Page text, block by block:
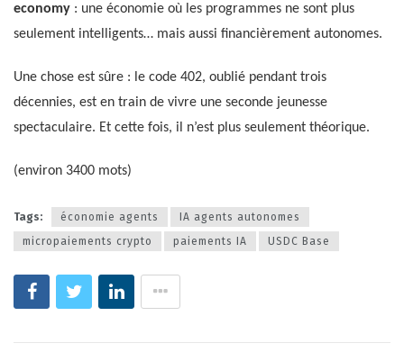
economy : une économie où les programmes ne sont plus
seulement intelligents… mais aussi financièrement autonomes.
Une chose est sûre : le code 402, oublié pendant trois
décennies, est en train de vivre une seconde jeunesse
spectaculaire. Et cette fois, il n’est plus seulement théorique.
(environ 3400 mots)
Tags: économie agents
IA agents autonomes
micropaiements crypto
paiements IA USDC Base